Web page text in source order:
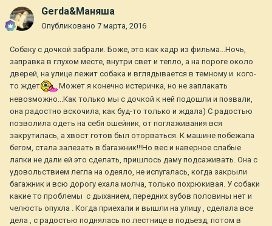
Gerda&Маняша
Опубликовано 7 марта, 2016
Собаку с дочкой забрали. Боже, это как кадр из фильма...Ночь,
заправка в глухом месте, внутри свет и тепло, а на пороге около
дверей, на улице лежит собака и вглядывается в темному и кого-
то ждет
Может я конечно истеричка, но не заплакать
невозможно...Как только мы с дочкой к ней подошли и позвали,
она радостно вскочила, как буд-то только и ждала) С радостью
позволила одеть на себя ошейник, от поглаживания вся
закрутилась, а хвост готов был оторваться. К машине побежала
бегом, стала залезать в багажник!!!Но вес и наверное слабые
лапки не дали ей это сделать, пришлось даму подсаживать. Она с
удовольствием легла на одеяло, не испугалась, когда закрыли
багажник и всю дорогу ехала молча, только похрюкивая. У собаки
какие то проблемы с дыханием, передних зубов половины нет и
челюсть опухла . Когда приехали и вышли на улицу , сделала все
дела , с радостью поднялась по лестнице в подъезд, потом в